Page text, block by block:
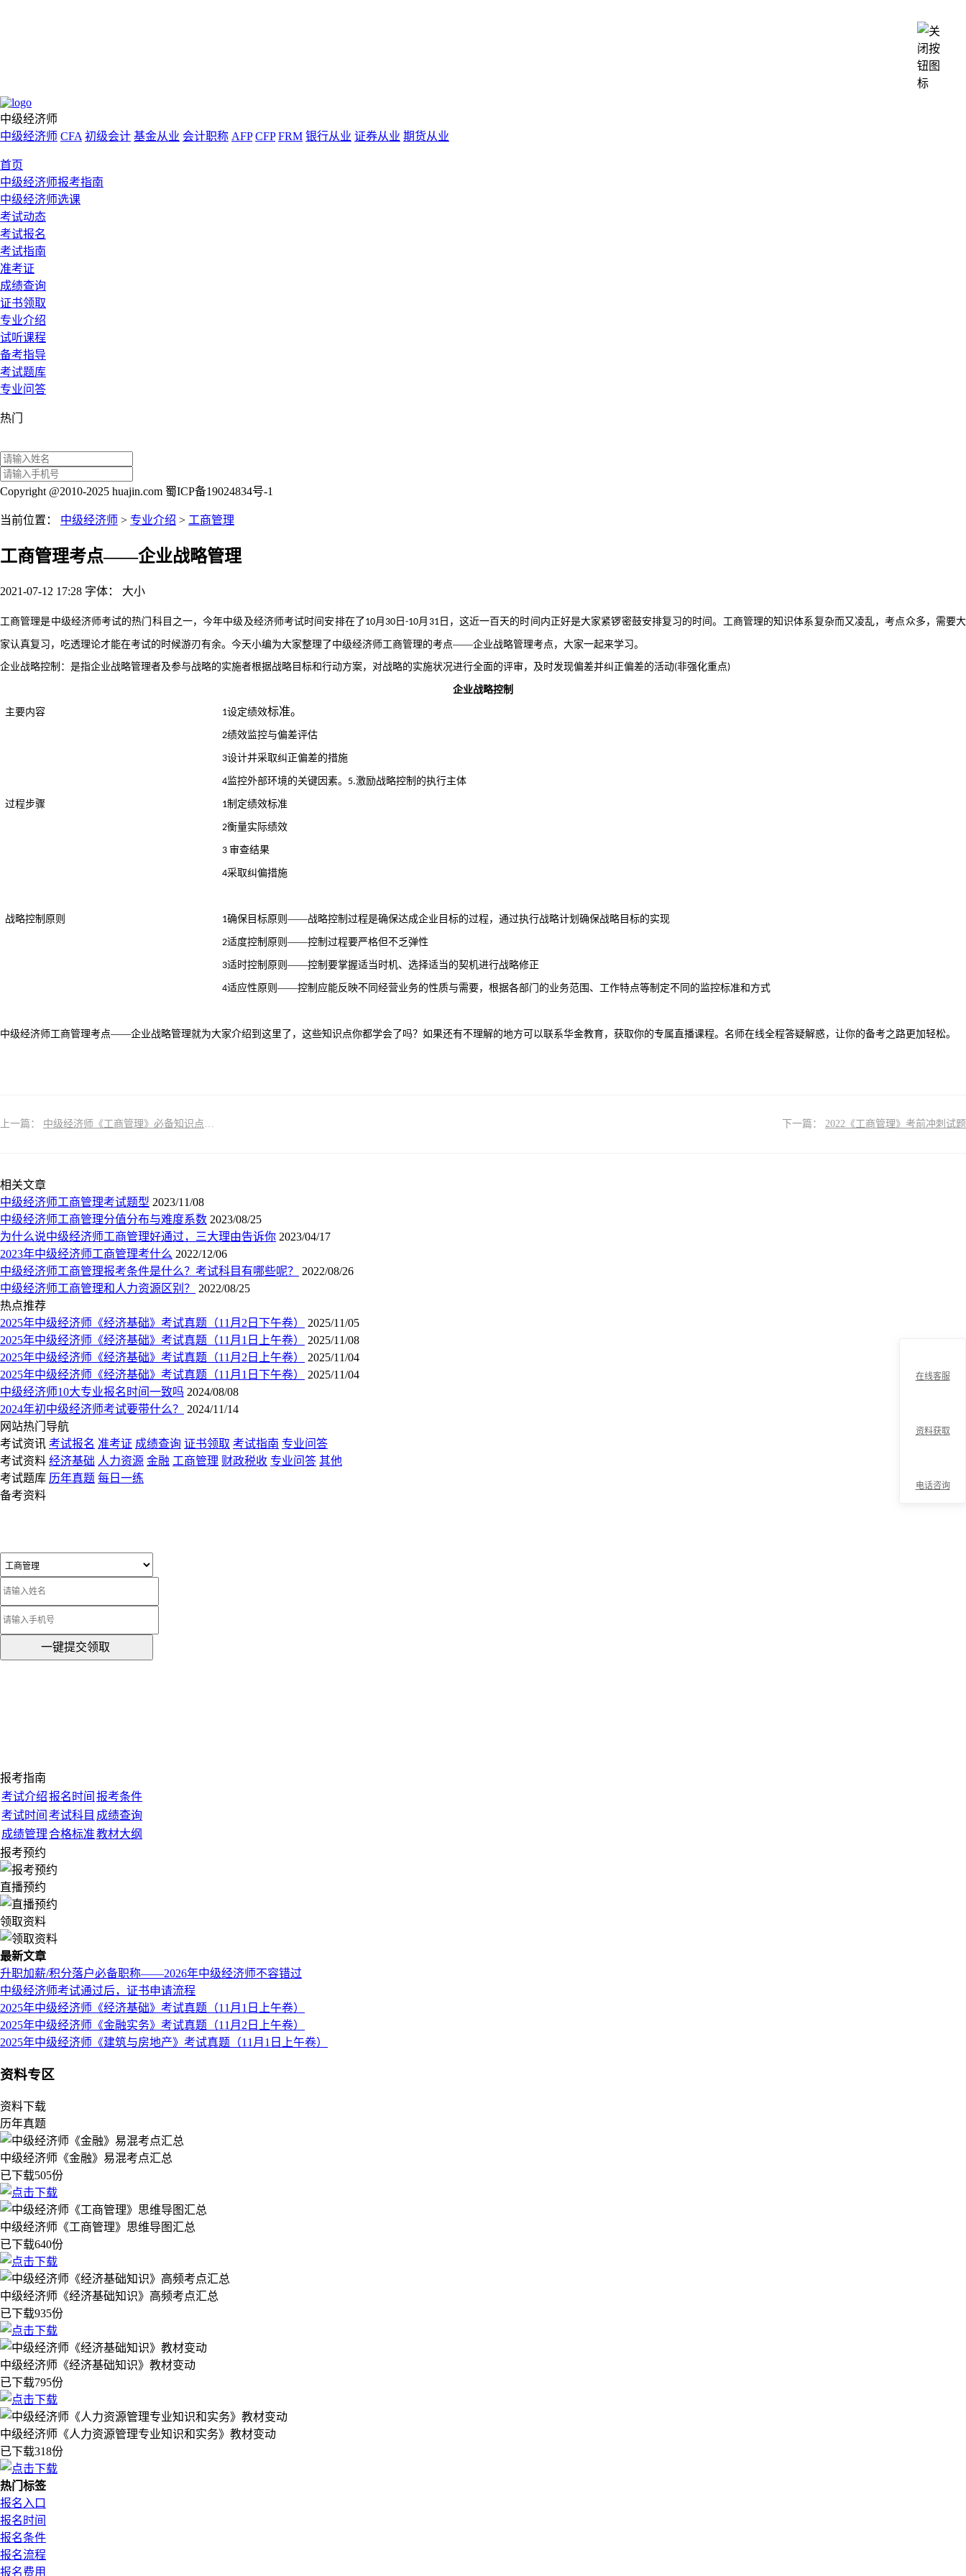
中级经济师
中级经济师 CFA 初级会计 基金从业 会计职称 AFP CFP FRM 银行从业 证券从业 期货从业
首页
中级经济师报考指南
中级经济师选课
考试动态
考试报名
考试指南
准考证
成绩查询
证书领取
专业介绍
试听课程
备考指导
考试题库
专业问答
热门
Copyright @2010-2025 huajin.com 蜀ICP备19024834号-1
当前位置： 中级经济师 > 专业介绍 > 工商管理
工商管理考点——企业战略管理
2021-07-12 17:28 字体： 大小
工商管理是中级经济师考试的热门科目之一，今年中级及经济师考试时间安排在了10月 30 日-10月 31 日，这近一百天的时间内正好是大家紧锣密鼓安排复习的时间。工商管理的知识体系复杂而又凌乱，考点众多，需要大
家认真复习，吃透理论才能在考试的时候游刃有余。今天小编为大家整理了中级经济师工商管理的考点——企业战略管理考点，大家一起来学习。
企业战略控制：是指企业战略管理者及参与战略的实施者根据战略目标和行动方案，对战略的实施状况进行全面的评审，及时发现偏差并纠正偏差的活动(非强化重点)
企业战略控制
主要内容 1设定绩效标准。
2绩效监控与偏差评估
3设计并采取纠正偏差的措施
4监控外部环境的关键因素。 5.激励战略控制的执行主体
过程步骤 1制定绩效标准
2衡量实际绩效
3 审查结果
4采取纠偏措施
战略控制原则 1确保目标原则——战略控制过程是确保达成企业目标的过程，通过执行战略计划确保战略目标的实现
2适度控制原则——控制过程要严格但不乏弹性
3适时控制原则——控制要掌握适当时机、选择适当的契机进行战略修正
4适应性原则——控制应能反映不同经营业务的性质与需要，根据各部门的业务范围、工作特点等制定不同的监控标准和方式
中级经济师工商管理考点——企业战略管理就为大家介绍到这里了，这些知识点你都学会了吗？如果还有不理解的地方可以联系华金教育，获取你的专属直播课程。名师在线全程答疑解惑，让你的备考之路更加轻松。
上一篇： 中级经济师《工商管理》必备知识点：战略控制的方法 下一篇： 2022《工商管理》考前冲刺试题
相关文章
中级经济师工商管理考试题型 2023/11/08
中级经济师工商管理分值分布与难度系数 2023/08/25
为什么说中级经济师工商管理好通过，三大理由告诉你 2023/04/17
2023年中级经济师工商管理考什么 2022/12/06
中级经济师工商管理报考条件是什么？考试科目有哪些呢？
2022/08/26
中级经济师工商管理和人力资源区别？
2022/08/25
热点推荐
2025年中级经济师《经济基础》考试真题（11月2日下午卷）
2025/11/05
2025年中级经济师《经济基础》考试真题（11月1日上午卷）
2025/11/08
2025年中级经济师《经济基础》考试真题（11月2日上午卷）
2025/11/04
2025年中级经济师《经济基础》考试真题（11月1日下午卷）
2025/11/04
中级经济师10大专业报名时间一致吗 2024/08/08
2024年初中级经济师考试要带什么？
2024/11/14
网站热门导航
考试资讯 考试报名 准考证 成绩查询 证书领取 考试指南 专业问答
考试资料 经济基础 人力资源 金融 工商管理 财政税收 专业问答 其他
考试题库 历年真题 每日一练
备考资料
一键提交领取
报考指南
考试介绍报名时间 报考条件
考试时间 考试科目 成绩查询
成绩管理合格标准教材大纲
报考预约
直播预约
领取资料
最新文章
升职加薪/积分落户必备职称——2026年中级经济师不容错过
中级经济师考试通过后，证书申请流程
2025年中级经济师《经济基础》考试真题（11月1日上午卷）
2025年中级经济师《金融实务》考试真题（11月2日上午卷）
2025年中级经济师《建筑与房地产》考试真题（11月1日上午卷）
资料专区
资料下载
历年真题
中级经济师《金融》易混考点汇总
已下载505份
中级经济师《工商管理》思维导图汇总
已下载640份
中级经济师《经济基础知识》高频考点汇总
已下载935份
中级经济师《经济基础知识》教材变动
已下载795份
中级经济师《人力资源管理专业知识和实务》教材变动
已下载318份
热门标签
报名入口
报名时间
报名条件
报名流程
报名费用
在线客服
资料获取
电话咨询